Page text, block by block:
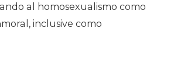
al homosexualismo como
inclusive como